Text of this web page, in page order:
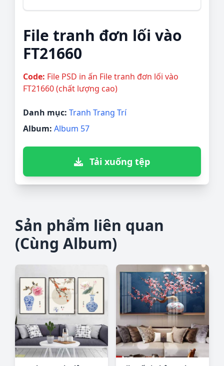
File tranh đơn lối vào
FT21660
Code: File PSD in ấn File tranh đơn lối vào
FT21660 (chất lượng cao)
Danh mục: Tranh Trang Trí
Album: Album 57
Tải xuống tệp
Sản phẩm liên quan
(Cùng Album)